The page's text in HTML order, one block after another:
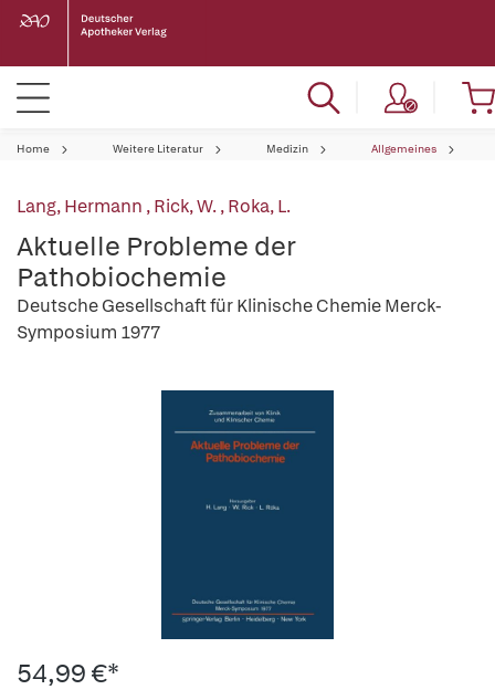
Home Weitere Literatur Medizin Allgemeines
Lang, Hermann ,Rick, W.,Roka, L.
Aktuelle Probleme der
Pathobiochemie
Deutsche Gesellschaft für Klinische Chemie Merck-
Symposium 1977
54,99 €*